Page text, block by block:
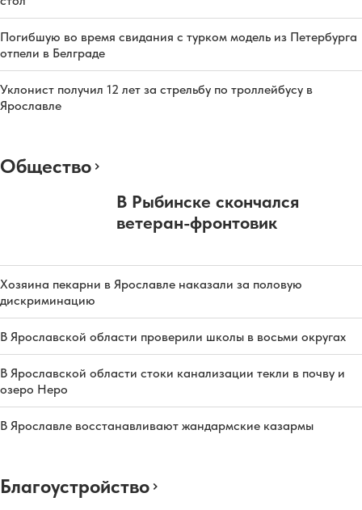
Погибшую во время свидания с турком модель из Петербурга
отпели в Белграде
Уклонист получил 12 лет за стрельбу по троллейбусу в
Ярославле
Общество
В Рыбинске скончался
ветеран-фронтовик
Хозяина пекарни в Ярославле наказали за половую
дискриминацию
В Ярославской области проверили школы в восьми округах
В Ярославской области стоки канализации текли в почву и
озеро Неро
В Ярославле восстанавливают жандармские казармы
Благоустройство